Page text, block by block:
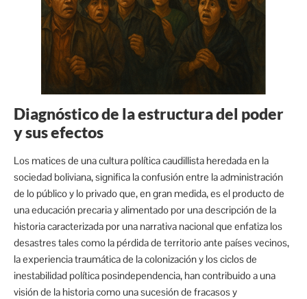
Diagnóstico de la estructura del poder
y sus efectos
Los matices de una cultura política caudillista heredada en la
sociedad boliviana, significa la confusión entre la administración
de lo público y lo privado que, en gran medida, es el producto de
una educación precaria y alimentado por una descripción de la
historia caracterizada por una narrativa nacional que enfatiza los
desastres tales como la pérdida de territorio ante países vecinos,
la experiencia traumática de la colonización y los ciclos de
inestabilidad política posindependencia, han contribuido a una
visión de la historia como una sucesión de fracasos y